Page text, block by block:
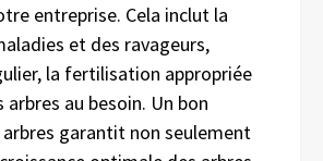
entreprise. Cela inclut la
et des ravageurs,
la fertilisation appropriée
au besoin. Un bon
garantit non seulement